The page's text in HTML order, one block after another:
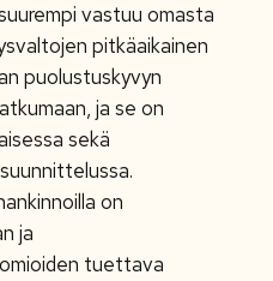
vastuu omasta
pitkäaikainen
puolustuskyvyn
ja se on
sekä
on
ja
tuettava